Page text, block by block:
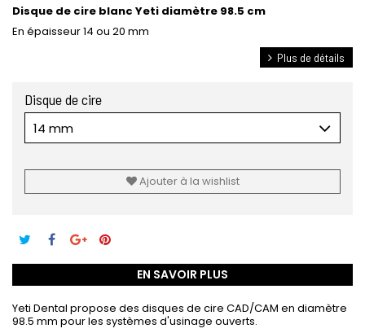
Disque de cire blanc Yeti diamètre 98.5 cm
En épaisseur 14 ou 20 mm
Plus de détails
Disque de cire
14 mm
Ajouter à la wishlist
EN SAVOIR PLUS
Yeti Dental propose des disques de cire CAD/CAM en diamètre
98.5 mm pour les systèmes d'usinage ouverts.